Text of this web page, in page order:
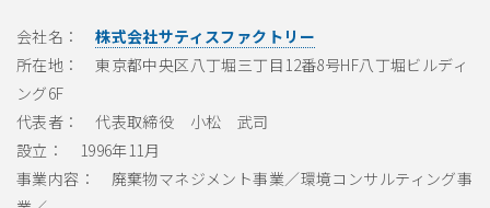
会社名：株式会社サティスファクトリー
所在地： 東京都中央区八丁堀三丁目12番8号HF八丁堀ビルディ
ング6F
代表者： 代表取締役 小松 武司
設立： 1996年11月
事業内容： 廃棄物マネジメント事業／環境コンサルティング事